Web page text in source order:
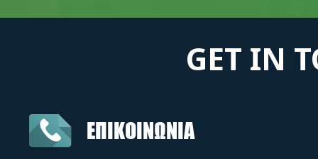
GET IN
ΕΠΙΚΟΙΝΩΝΙΑ